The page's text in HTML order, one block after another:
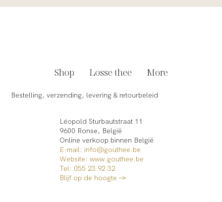
Shop Losse thee More
Bestelling, verzending, levering & retourbeleid
Léopold Sturbautstraat 11
9600 Ronse, België
Online verkoop binnen België​
E-mail: info@gouthee.be
Website: www.gouthee.be
Tel: 055 23 92 32
Blijf op de hoogte →